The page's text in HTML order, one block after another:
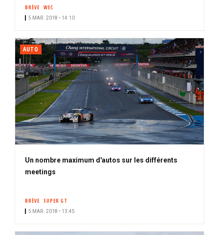
BRÈVE WEC
5 MAR. 2018 • 14:10
AUTO
Un nombre maximum d'autos sur les différents
meetings
BRÈVE SUPER GT
5 MAR. 2018 • 13:45